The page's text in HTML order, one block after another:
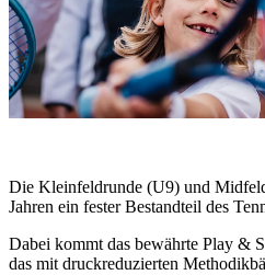
Die Kleinfeldrunde (U9) und
Jahren ein fester Bestandteil des
Dabei kommt das bewährte Play &
das mit druckreduzierten